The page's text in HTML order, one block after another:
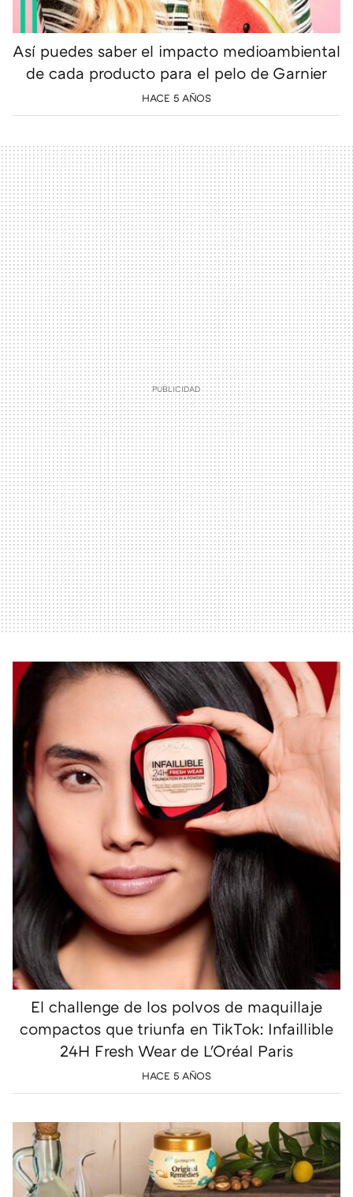
Así puedes saber el impacto medioambiental
de cada producto para el pelo de Garnier
HACE 5 AÑOS
El challenge de los polvos de maquillaje
compactos que triunfa en TikTok: Infaillible
24H Fresh Wear de L'Oréal Paris
HACE 5 AÑOS